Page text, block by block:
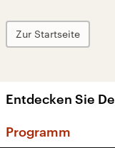
Zur Startseite
Entdecken Sie
Programm